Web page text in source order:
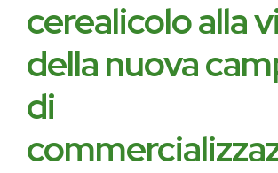
cerealicolo alla
della nuova
di